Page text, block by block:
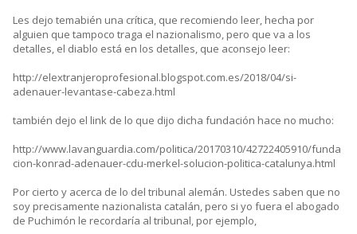
Les dejo temabién una crítica, que recomiendo leer, hecha por
alguien que tampoco traga el nazionalismo, pero que va a los
detalles, el diablo está en los detalles, que aconsejo leer:
http://elextranjeroprofesional.blogspot.com.es/2018/04/si-
adenauer-levantase-cabeza.html
también dejo el link de lo que dijo dicha fundación hace no mucho:
http://www.lavanguardia.com/politica/20170310/42722405910/funda
cion-konrad-adenauer-cdu-merkel-solucion-politica-catalunya.html
Por cierto y acerca de lo del tribunal alemán. Ustedes saben que no
soy precisamente nazionalista catalán, pero si yo fuera el abogado
de Puchimón le recordaría al tribunal, por ejemplo,